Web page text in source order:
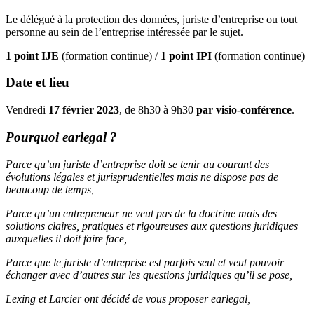
Le délégué à la protection des données, juriste d’entreprise ou tout
personne au sein de l’entreprise intéressée par le sujet.
1 point IJE (formation continue) / 1 point IPI (formation continue)
Date et lieu
Vendredi 17 février 2023, de 8h30 à 9h30 par visio-conférence.
Pourquoi earlegal ?
Parce qu’un juriste d’entreprise doit se tenir au courant des
évolutions légales et jurisprudentielles mais ne dispose pas de
beaucoup de temps,
Parce qu’un entrepreneur ne veut pas de la doctrine mais des
solutions claires, pratiques et rigoureuses aux questions juridiques
auxquelles il doit faire face,
Parce que le juriste d’entreprise est parfois seul et veut pouvoir
échanger avec d’autres sur les questions juridiques qu’il se pose,
Lexing et Larcier ont décidé de vous proposer earlegal,